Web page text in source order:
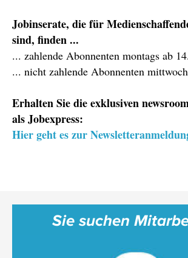
Jobinserate, die für
sind, finden ...
... zahlende Abonnenten montags ab
... nicht zahlende Abonnenten
Erhalten Sie die exklusiven
als Jobexpress:
Hier geht es zur
Sie suchen